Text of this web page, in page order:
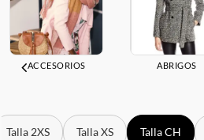
ACCESORIOS ABRIGOS
Talla 2XS Talla XS Talla CH